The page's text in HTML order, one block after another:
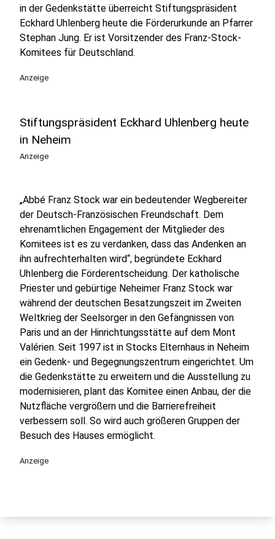
in der Gedenkstätte überreicht Stiftungspräsident
Eckhard Uhlenberg heute die Förderurkunde an Pfarrer
Stephan Jung. Er ist Vorsitzender des Franz-Stock-
Komitees für Deutschland.
Anzeige
Stiftungspräsident Eckhard Uhlenberg heute
in Neheim
Anzeige
„Abbé Franz Stock war ein bedeutender Wegbereiter
der Deutsch-Französischen Freundschaft. Dem
ehrenamtlichen Engagement der Mitglieder des
Komitees ist es zu verdanken, dass das Andenken an
ihn aufrechterhalten wird“, begründete Eckhard
Uhlenberg die Förderentscheidung. Der katholische
Priester und gebürtige Neheimer Franz Stock war
während der deutschen Besatzungszeit im Zweiten
Weltkrieg der Seelsorger in den Gefängnissen von
Paris und an der Hinrichtungsstätte auf dem Mont
Valérien. Seit 1997 ist in Stocks Elternhaus in Neheim
ein Gedenk- und Begegnungszentrum eingerichtet. Um
die Gedenkstätte zu erweitern und die Ausstellung zu
modernisieren, plant das Komitee einen Anbau, der die
Nutzfläche vergrößern und die Barrierefreiheit
verbessern soll. So wird auch größeren Gruppen der
Besuch des Hauses ermöglicht.
Anzeige